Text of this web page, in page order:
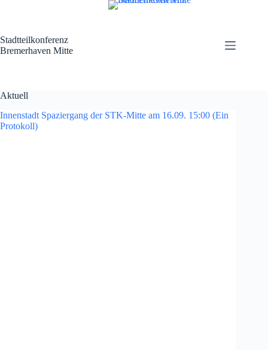
Stadtteilkonferenz
Bremerhaven Mitte
Aktuell
Innenstadt Spaziergang der STK-Mitte am 16.09. 15:00 (Ein
Protokoll)